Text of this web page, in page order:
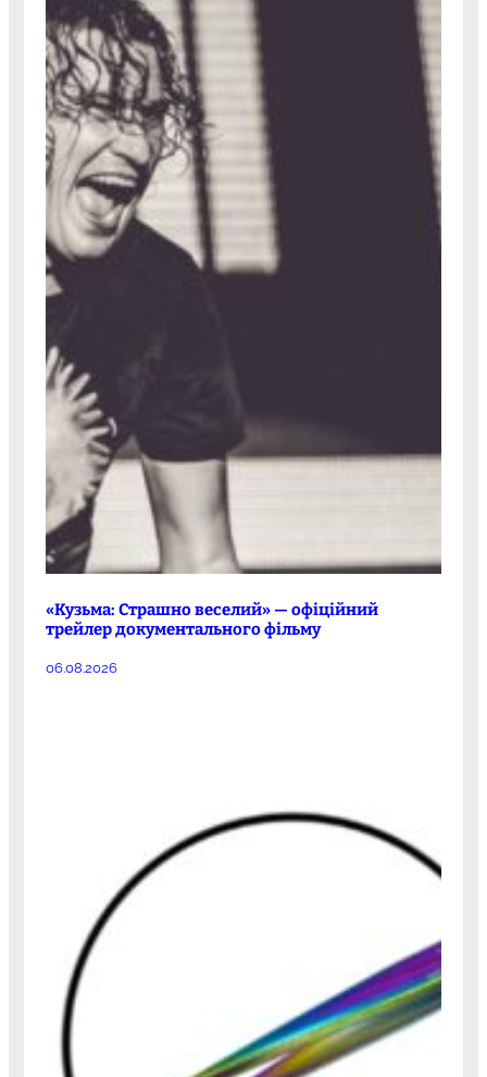
«Кузьма: Страшно веселий» — офіційний
трейлер документального фільму
06.08.2026